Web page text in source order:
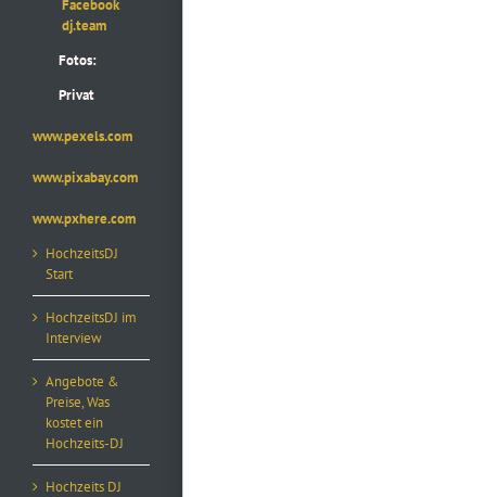
Facebook
dj.team
Fotos:
Privat
www.pexels.com
www.pixabay.com
www.pxhere.com
HochzeitsDJ
Start
HochzeitsDJ im
Interview
Angebote &
Preise, Was
kostet ein
Hochzeits-DJ
Hochzeits DJ